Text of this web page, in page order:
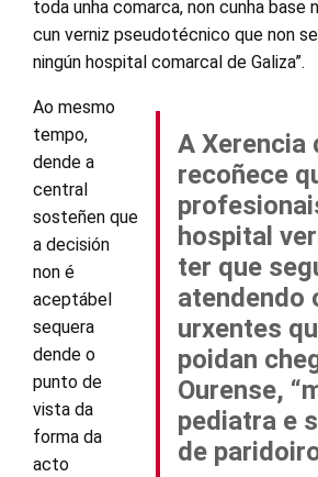
toda unha comarca, non cunha base
cun verniz pseudotécnico que non
ningún hospital comarcal de Galiza”.
A Xerencia
recoñece
hospital
ter que
atendendo
urxentes
poidan
Ourense,
pediatra e
de
Ao mesmo
tempo,
dende a
central
sosteñen que
a decisión
non é
aceptábel
sequera
dende o
punto de
vista da
forma da
acto